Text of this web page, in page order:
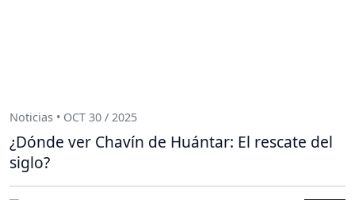
Noticias • OCT 30 / 2025
¿Dónde ver Chavín de Huántar: El rescate del
siglo?